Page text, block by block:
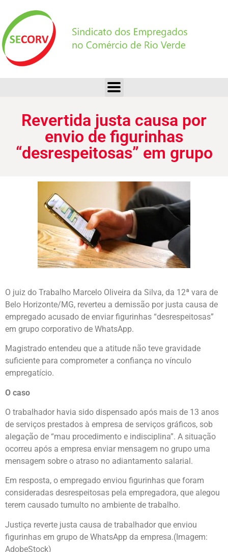
Revertida justa causa por
envio de figurinhas
“desrespeitosas” em grupo
O juiz do Trabalho Marcelo Oliveira da Silva, da 12ª vara de
Belo Horizonte/MG, reverteu a demissão por justa causa de
empregado acusado de enviar figurinhas “desrespeitosas”
em grupo corporativo de WhatsApp.
Magistrado entendeu que a atitude não teve gravidade
suficiente para comprometer a confiança no vínculo
empregatício.
O caso
O trabalhador havia sido dispensado após mais de 13 anos
de serviços prestados à empresa de serviços gráficos, sob
alegação de “mau procedimento e indisciplina”. A situação
ocorreu após a empresa enviar mensagem no grupo uma
mensagem sobre o atraso no adiantamento salarial.
Em resposta, o empregado enviou figurinhas que foram
consideradas desrespeitosas pela empregadora, que alegou
terem causado tumulto no ambiente de trabalho.
Justiça reverte justa causa de trabalhador que enviou
figurinhas em grupo de WhatsApp da empresa.(Imagem:
AdobeStock)